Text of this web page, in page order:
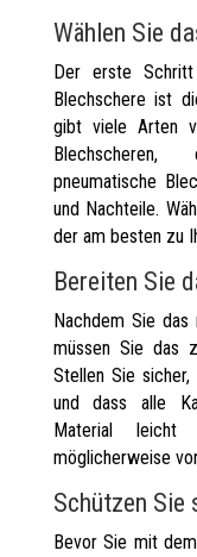
Wählen Sie
Der erste
Blechschere ist
gibt viele Arten
pneumatische
und Nachteile.
der am besten zu
Bereiten Sie
Nachdem Sie das
müssen Sie das
Stellen Sie
und dass alle
Material
möglicherweise
Schützen Sie
Bevor Sie mit